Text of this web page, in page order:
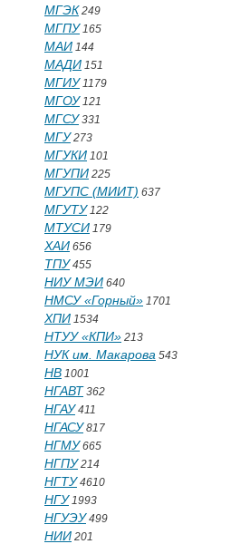
МГЭК 249
МГПУ165
МАИ 144
МАДИ 151
МГИУ1179
МГОУ121
МГСУ331
МГУ273
МГУКИ 101
МГУПИ 225
МГУПС (МИИТ) 637
МГУТУ122
МТУСИ 179
ХАИ 656
ТПУ455
НИУ МЭИ 640
НМСУ «Горный» 1701
ХПИ 1534
НТУУ «КПИ» 213
НУК им. Макарова 543
НВ 1001
НГАВТ 362
НГАУ411
НГАСУ817
НГМУ665
НГПУ214
НГТУ4610
НГУ1993
НГУЭУ499
НИИ 201